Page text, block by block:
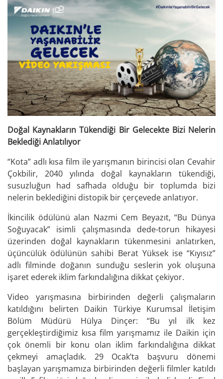
Doğal Kaynakların Tükendiği Bir Gelecekte Bizi Nelerin
Beklediği Anlatılıyor
“Kota” adlı kısa film ile yarışmanın birincisi olan Cevahir
Çokbilir, 2040 yılında doğal kaynakların tükendiği,
susuzluğun had safhada olduğu bir toplumda bizi
nelerin beklediğini distopik bir çerçevede anlatıyor.
İkincilik ödülünü alan Nazmi Cem Beyazıt, “Bu Dünya
Soğuyacak” isimli çalışmasında dede-torun hikayesi
üzerinden doğal kaynakların tükenmesini anlatırken,
üçüncülük ödülünün sahibi Berat Yüksek ise “Kıyısız”
adlı filminde doğanın sunduğu seslerin yok oluşuna
işaret ederek iklim farkındalığına dikkat çekiyor.
Video yarışmasına birbirinden değerli çalışmaların
katıldığını belirten Daikin Türkiye Kurumsal İletişim
Bölüm Müdürü Hülya Dinçer: “Bu yıl ilk kez
gerçekleştirdiğimiz kısa film yarışmamız ile Daikin için
çok önemli bir konu olan iklim farkındalığına dikkat
çekmeyi amaçladık. 29 Ocak’ta başvuru dönemi
başlayan yarışmamıza birbirinden değerli filmler katıldı